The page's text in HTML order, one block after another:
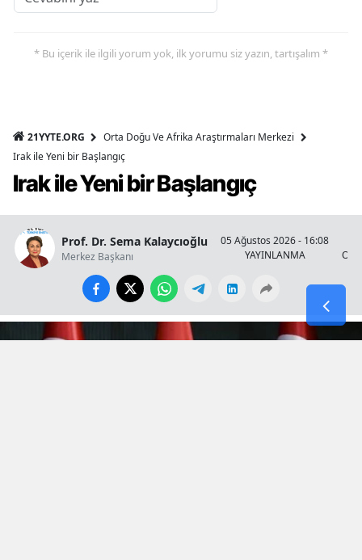
* Bu içerik ile ilgili yorum yok, ilk yorumu siz yazın, tartışalım *
21YYTE.ORG
Orta Doğu Ve Afrika Araştırmaları Merkezi
Irak ile Yeni bir Başlangıç
Irak ile Yeni bir Başlangıç
Prof. Dr. Sema Kalaycıoğlu
Merkez Başkanı
05 Ağustos 2026 - 16:08
YAYINLANMA